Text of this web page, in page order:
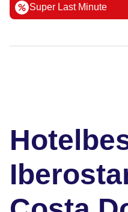
Super Last Minute